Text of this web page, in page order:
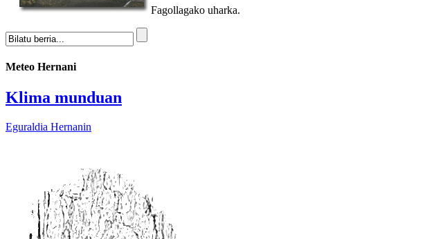
Fagollagako uharka.
Meteo Hernani
Klima munduan
Eguraldia Hernanin